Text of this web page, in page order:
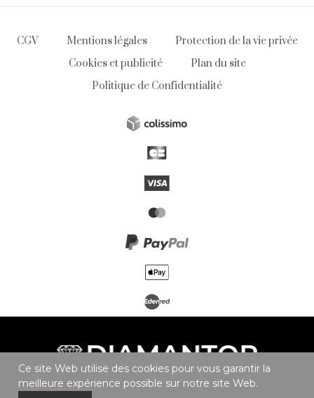
CGV Mentions légales
Protection de la vie privée
Cookies et publicité
Plan du site
Politique de Confidentialité
Ce site Web utilise des cookies pour vous garantir la
meilleure expérience possible sur notre site Web.